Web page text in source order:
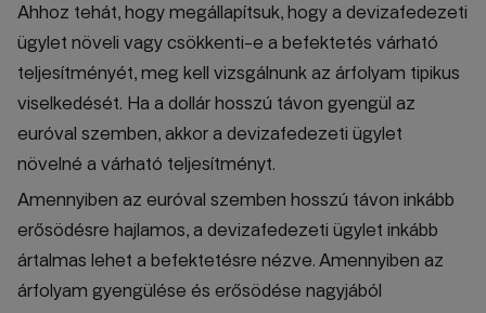
Ahhoz tehát, hogy megállapítsuk, hogy a devizafedezeti
ügylet növeli vagy csökkenti-e a befektetés várható
teljesítményét, meg kell vizsgálnunk az árfolyam tipikus
viselkedését. Ha a dollár hosszú távon gyengül az
euróval szemben, akkor a devizafedezeti ügylet
növelné a várható teljesítményt.
Amennyiben az euróval szemben hosszú távon inkább
erősödésre hajlamos, a devizafedezeti ügylet inkább
ártalmas lehet a befektetésre nézve. Amennyiben az
árfolyam gyengülése és erősödése nagyjából